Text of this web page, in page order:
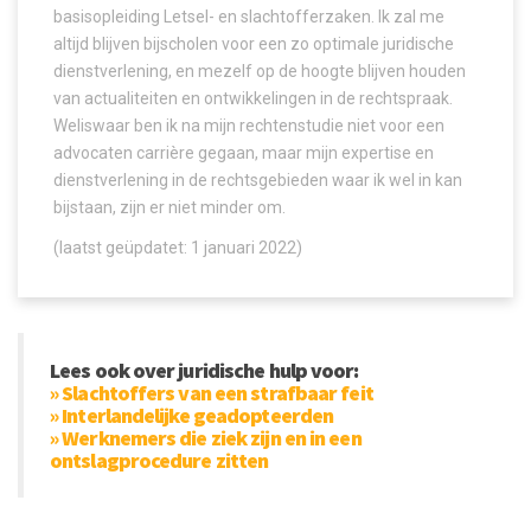
basisopleiding Letsel- en slachtofferzaken. Ik zal me
altijd blijven bijscholen voor een zo optimale juridische
dienstverlening, en mezelf op de hoogte blijven houden
van actualiteiten en ontwikkelingen in de rechtspraak.
Weliswaar ben ik na mijn rechtenstudie niet voor een
advocaten carrière gegaan, maar mijn expertise en
dienstverlening in de rechtsgebieden waar ik wel in kan
bijstaan, zijn er niet minder om.
(laatst geüpdatet: 1 januari 2022)
Lees ook over juridische hulp voor:
» Slachtoffers van een strafbaar feit
» Interlandelijke geadopteerden
» Werknemers die ziek zijn en in een
ontslagprocedure zitten